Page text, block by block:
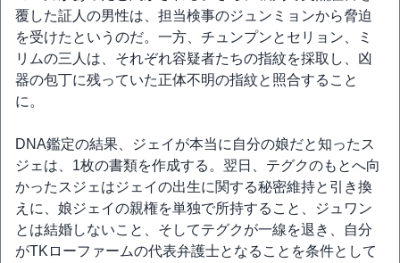
覆した証人の男性は、担当検事のジュンミョンから脅迫
を受けたというのだ。一方、チュンプンとセリョン、ミ
リムの三人は、それぞれ容疑者たちの指紋を採取し、凶
器の包丁に残っていた正体不明の指紋と照合すること
に。
DNA鑑定の結果、ジェイが本当に自分の娘だと知ったス
ジェは、1枚の書類を作成する。翌日、テグクのもとへ向
かったスジェはジェイの出生に関する秘密維持と引き換
えに、娘ジェイの親権を単独で所持すること、ジュワン
とは結婚しないこと、そしてテグクが一線を退き、自分
がTKローファームの代表弁護士となることを条件として